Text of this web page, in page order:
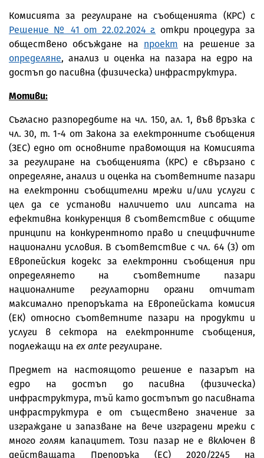
Комисията за регулиране на съобщенията (КРС) с
Решение № 41 от 22.02.2024 г. откри процедура за
обществено обсъждане на проект на решение за
определяне, анализ и оценка на пазара на едро на
достъп до пасивна (физическа) инфраструктура.
Мотиви:
Съгласно разпоредбите на чл. 150, ал. 1, във връзка с
чл. 30, т. 1-4 от Закона за електронните съобщения
(ЗЕС) едно от основните правомощия на Комисията
за регулиране на съобщенията (КРС) е свързано с
определяне, анализ и оценка на съответните пазари
на електронни съобщителни мрежи и/или услуги с
цел да се установи наличието или липсата на
ефективна конкуренция в съответствие с общите
принципи на конкурентното право и специфичните
национални условия. В съответствие с чл. 64 (3) от
Европейския кодекс за електронни съобщения при
определянето на съответните пазари
националните регулаторни органи отчитат
максимално препоръката на Европейската комисия
(ЕК) относно съответните пазари на продукти и
услуги в сектора на електронните съобщения,
подлежащи на ex ante регулиране.
Предмет на настоящото решение е пазарът на
едро на достъп до пасивна (физическа)
инфраструктура, тъй като достъпът до пасивната
инфраструктура е от съществено значение за
изграждане и запазване на вече изградени мрежи с
много голям капацитет. Този пазар не е включен в
действащата Препоръка (ЕС) 2020/2245 на